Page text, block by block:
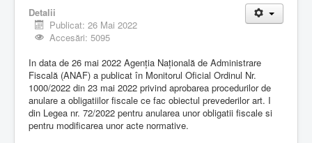
Detalii
Publicat: 26 Mai 2022
Accesări: 5095
In data de 26 mai 2022 Agenția Națională de Administrare
Fiscală (ANAF) a publicat în Monitorul Oficial Ordinul Nr.
1000/2022 din 23 mai 2022 privind aprobarea procedurilor de
anulare a obligatiilor fiscale ce fac obiectul prevederilor art. I
din Legea nr. 72/2022 pentru anularea unor obligatii fiscale si
pentru modificarea unor acte normative.